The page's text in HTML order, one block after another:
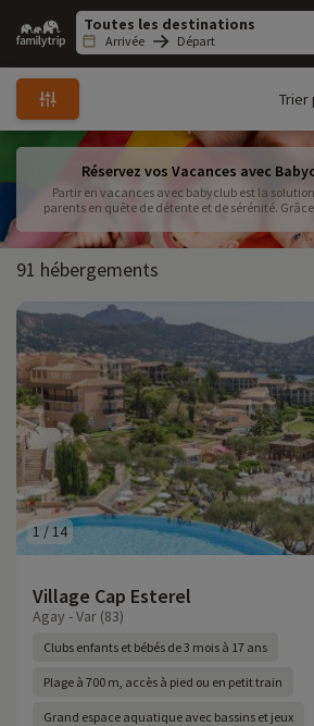
Family
trip
Arrivée Départ
Trier
Réservez vos Vacances avec
Partir en vacances avec babyclub est la
parents en quête de détente et de sérénité.
des services comme des garderies adaptées
sécurisées. Opter pour un séjour famille avec
permet de conjuguer repos et moments privilégiés
en profitant d’installations adaptées. Choisir parmi
avec crèches, menus spécifiques et matériel de
Que ce soit dans les Alpes, en Provence ou
destinations idéales pour parents avec
inoubliable. Pour organiser un voyage en famille
est essentiel de comparer les offres vacances
avis hôtels babyclub France afin de faire
91 hébergements
1 /14
Village Cap Esterel
Agay - Var (83)
Clubs enfants et bébés de 3 mois à 17 ans
Plage à 700 m, accès à pied ou en petit train
Grand espace aquatique avec bassins et jeux